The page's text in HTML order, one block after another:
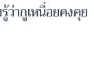
ว่ากูเหนื่อยคงคุย